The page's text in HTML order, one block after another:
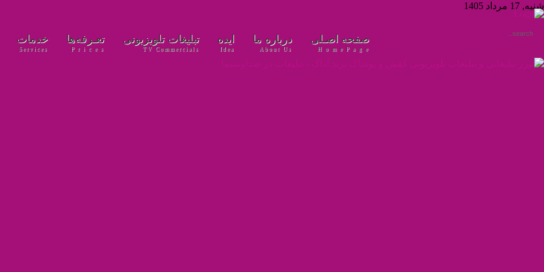
شنبه, 17 مرداد 1405
خدمات
Services
تعـرفه‌ها
P r i c e s
تبلیغات تلویزیونی
TV Commercials
ایده
Idea
درباره‌ ما
About Us
صفحه اصـلی
H o m e P a g e